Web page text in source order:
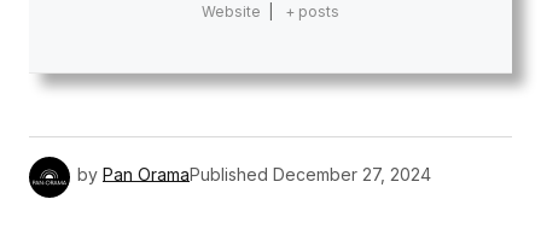
Website + posts
by Pan OramaPublished December 27, 2024